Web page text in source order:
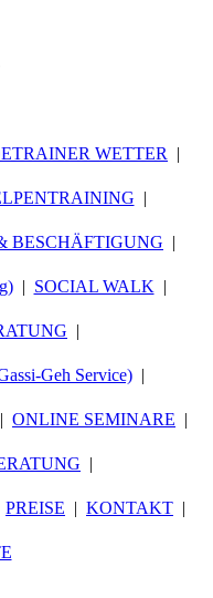
WETTER
BESCHÄFTIGUNG
SOCIAL WALK
Geh Service)
ONLINE SEMINARE
PREISE KONTAKT